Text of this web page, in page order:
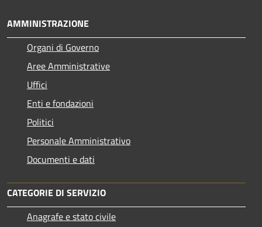
AMMINISTRAZIONE
Organi di Governo
Aree Amministrative
Uffici
Enti e fondazioni
Politici
Personale Amministrativo
Documenti e dati
CATEGORIE DI SERVIZIO
Anagrafe e stato civile